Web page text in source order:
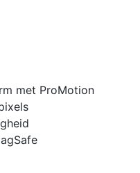
met ProMotion